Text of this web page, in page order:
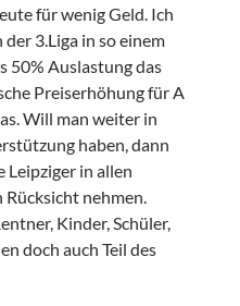
für wenig Geld. Ich
der 3.Liga in so einem
50% Auslastung das
Preiserhöhung für A
Will man weiter in
haben, dann
Leipziger in allen
nehmen.
Kinder, Schüler,
doch auch Teil des